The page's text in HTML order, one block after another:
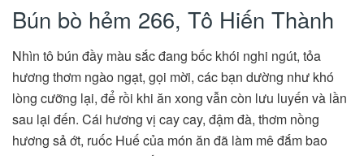
Bún bò hẻm 266, Tô Hiến Thành
Nhìn tô bún đầy màu sắc đang bốc khói nghi ngút, tỏa
hương thơm ngào ngạt, gọi mời, các bạn dường như khó
lòng cưỡng lại, để rồi khi ăn xong vẫn còn lưu luyến và lần
sau lại đến. Cái hương vị cay cay, đậm đà, thơm nồng
hương sả ớt, ruốc Huế của món ăn đã làm mê đắm bao